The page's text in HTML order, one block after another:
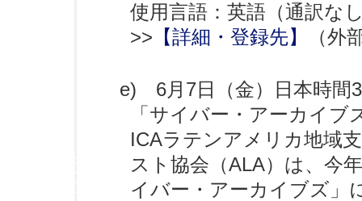
使用言語：英語（通訳な
>> 【詳細・登録先】 （外
e) 6月7日（金）日本時間
「サイバー・アーカイブ
ICAラテンアメリカ地域
スト協会（ALA）は、今
イバー・アーカイブズ」